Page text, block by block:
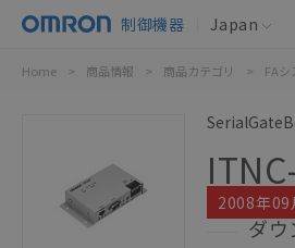
制御機器 Japan
Home > 商品情報 > 商品カテゴリ > FA
2008年09
ダウ